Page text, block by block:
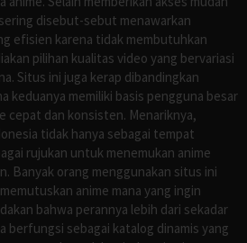
disebut-sebut menawarkan
efisien karena tidak membutuhkan
pilihan kualitas video yang bervariasi
Situs ini juga kerap dibandingkan
keduanya memiliki basis pengguna besar
cepat dan konsisten. Menariknya,
tidak hanya sebagai tempat
rujukan untuk menemukan anime
Banyak orang menggunakan situs ini
anime mana yang ingin
bahwa perannya lebih dari sekadar
sebagai katalog dinamis yang